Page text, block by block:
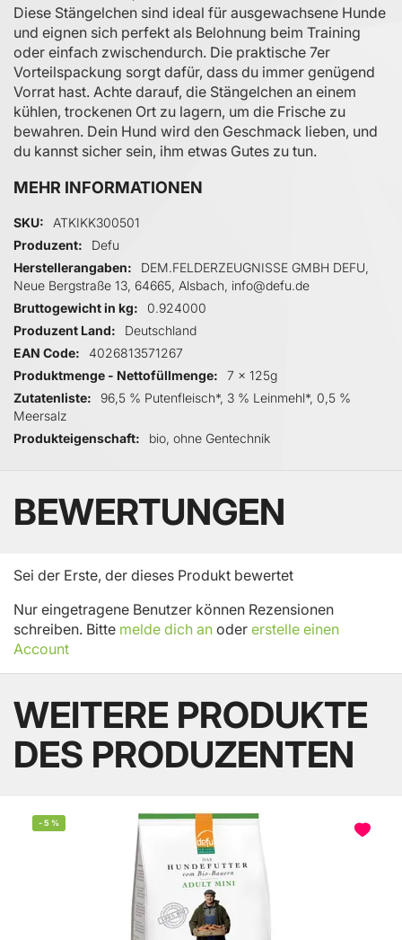
Diese Stängelchen sind ideal für ausgewachsene Hunde
und eignen sich perfekt als Belohnung beim Training
oder einfach zwischendurch. Die praktische 7er
Vorteilspackung sorgt dafür, dass du immer genügend
Vorrat hast. Achte darauf, die Stängelchen an einem
kühlen, trockenen Ort zu lagern, um die Frische zu
bewahren. Dein Hund wird den Geschmack lieben, und
du kannst sicher sein, ihm etwas Gutes zu tun.
MEHR INFORMATIONEN
Mehr Informationen
SKU
ATKIKK300501
Produzent
Defu
Herstellerangaben
DEM.FELDERZEUGNISSE GMBH DEFU,
Neue Bergstraße 13, 64665, Alsbach, info@defu.de
Bruttogewicht in kg
0.924000
Produzent Land
Deutschland
EAN Code
4026813571267
Produktmenge - Nettofüllmenge
7 x 125g
Zutatenliste
96,5 % Putenfleisch*, 3 % Leinmehl*, 0,5 %
Meersalz
Produkteigenschaft
bio, ohne Gentechnik
BEWERTUNGEN
Sei der Erste, der dieses Produkt bewertet
Nur eingetragene Benutzer können Rezensionen
schreiben. Bitte melde dich an oder erstelle einen
Account
WEITERE PRODUKTE
DES PRODUZENTEN
-5 %